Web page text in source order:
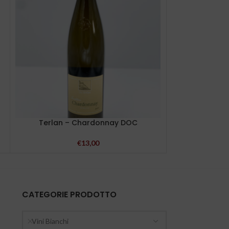
Terlan – Chardonnay DOC
€13,00
CATEGORIE PRODOTTO
Vini Bianchi